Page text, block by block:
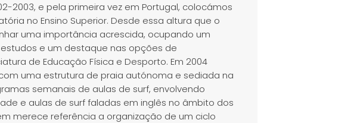
2003, e pela primeira vez em Portugal, colocámos
no Ensino Superior. Desde essa altura que o
uma importância acrescida, ocupando um
e um destaque nas opções de
de Educação Física e Desporto. Em 2004
uma estrutura de praia autónoma e sediada na
semanais de aulas de surf, envolvendo
e aulas de surf faladas em inglês no âmbito dos
merece referência a organização de um ciclo